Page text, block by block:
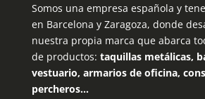
Somos una empresa española y
en Barcelona y Zaragoza, donde
nuestra propia marca que abarca
de productos: taquillas metálicas,
vestuario, armarios de oficina,
percheros…